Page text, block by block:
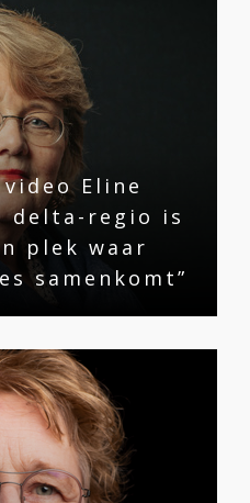
Eline
delta-regio is
plek waar
samenkomt”